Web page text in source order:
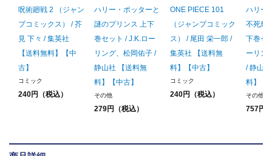
呪術廻戦 2 （ジャン
プコミックス） / 芥
見 下々 / 集英社
【送料無料】【中
古】
コミック
240円（税込）
ハリー・ポッターと
謎のプリンス 上下
巻セット / J.K.ロー
リング、松岡佑子 /
静山社 【送料無
料】【中古】
その他
279円（税込）
ONE PIECE 101
（ジャンプコミック
ス） / 尾田 栄一郎 /
集英社 【送料無
料】【中古】
コミック
240円（税込）
ハリー
不死鳥
下巻セ
ーリン
/ 静山
料】【
その他
757円